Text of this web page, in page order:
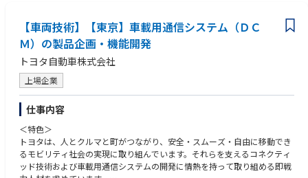
【車両技術】【東京】車載用通信システム（ＤＣ
Ｍ）の製品企画・機能開発
トヨタ自動車株式会社
上場企業
仕事内容
＜特色＞
トヨタは、人とクルマと町がつながり、安全・スムーズ・自由に移動でき
るモビリティ社会の実現に取り組んでいます。それらを支えるコネクティ
ッド技術および車載用通信システムの開発に情熱を持って取り組める即戦